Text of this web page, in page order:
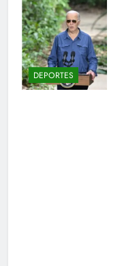
DEPORTES